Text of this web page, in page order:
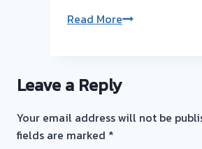
ราคา
ใช่
ยินดี
Read Moreรับ
ทอง-
ง่าย
Leave a Reply
Your email address will not be
fields are marked *